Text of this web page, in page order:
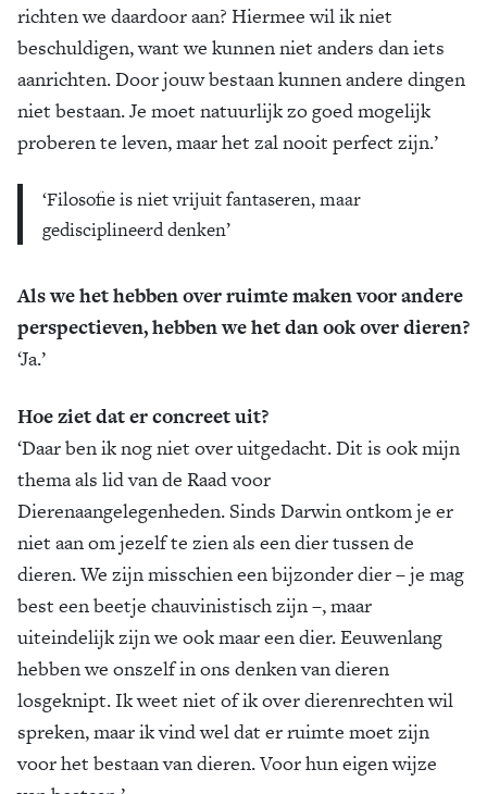
richten we daardoor aan? Hiermee wil ik niet
beschuldigen, want we kunnen niet anders dan iets
aanrichten. Door jouw bestaan kunnen andere dingen
niet bestaan. Je moet natuurlijk zo goed mogelijk
proberen te leven, maar het zal nooit perfect zijn.’
‘Filosofie is niet vrijuit fantaseren, maar
gedisciplineerd denken’
Als we het hebben over ruimte maken voor andere
perspectieven, hebben we het dan ook over dieren?
‘Ja.’
Hoe ziet dat er concreet uit?
‘Daar ben ik nog niet over uitgedacht. Dit is ook mijn
thema als lid van de Raad voor
Dierenaangelegenheden. Sinds Darwin ontkom je er
niet aan om jezelf te zien als een dier tussen de
dieren. We zijn misschien een bijzonder dier – je mag
best een beetje chauvinistisch zijn –, maar
uiteindelijk zijn we ook maar een dier. Eeuwenlang
hebben we onszelf in ons denken van dieren
losgeknipt. Ik weet niet of ik over dierenrechten wil
spreken, maar ik vind wel dat er ruimte moet zijn
voor het bestaan van dieren. Voor hun eigen wijze